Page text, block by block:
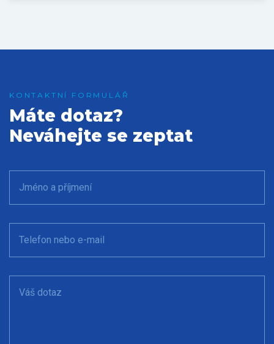
Máte dotaz?
Neváhejte se zeptat
Jméno a příjmení
Telefon nebo e-mail
Váš dotaz